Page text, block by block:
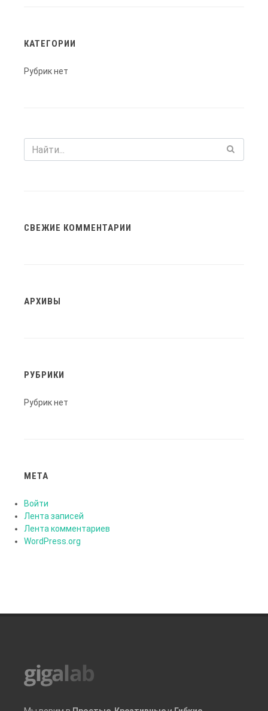
КАТЕГОРИИ
Рубрик нет
СВЕЖИЕ КОММЕНТАРИИ
АРХИВЫ
РУБРИКИ
Рубрик нет
МЕТА
Войти
Лента записей
Лента комментариев
WordPress.org